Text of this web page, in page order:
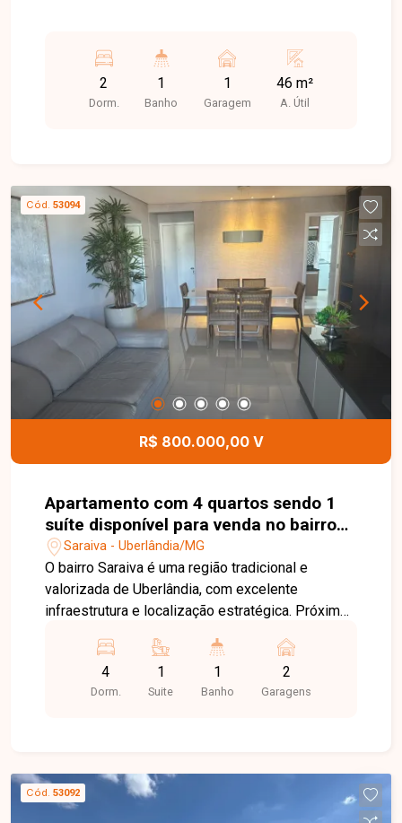
2
Dorm.
1
Banho
1
Garagem
46 m²
A. Útil
Cód. 53094
R$ 800.000,00 V
Apartamento com 4 quartos sendo 1
suíte disponível para venda no bairro
Saraiva em Uberlândia-MG
Saraiva - Uberlândia/MG
O bairro Saraiva é uma região tradicional e
valorizada de Uberlândia, com excelente
infraestrutura e localização estratégica. Próximo
restaurantes, comércios e diversos serviços,
oferece fácil acesso às principais vias da cidade
e proporciona praticidade e qualidade de vida
área de serviço independente, banheiro de
serviço e armários planejados em todos os
4
Dorm.
1
Suite
1
Banho
2
Garagens
Cód. 53092